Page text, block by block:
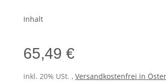
Inhalt
65,49 €
inkl. 20% USt. , Versandkostenfrei in